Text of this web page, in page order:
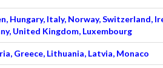
Hungary, Italy, Norway, Switzerland,
United Kingdom, Luxembourg
Greece, Lithuania, Latvia, Monaco